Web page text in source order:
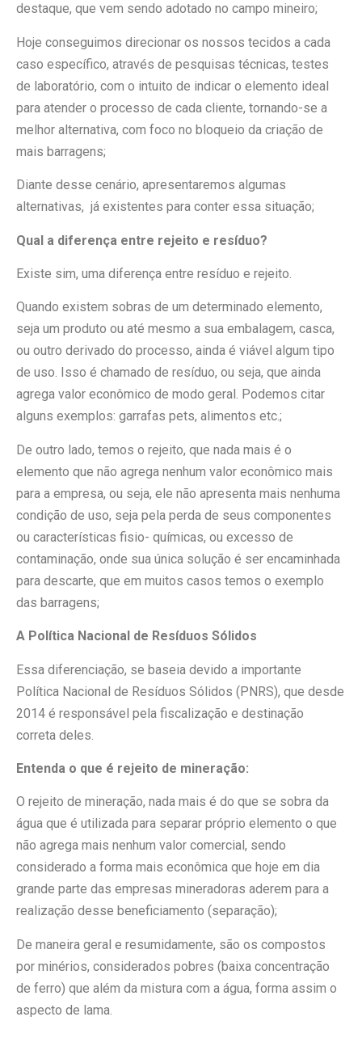
destaque, que vem sendo adotado no campo mineiro;
Hoje conseguimos direcionar os nossos tecidos a cada
caso específico, através de pesquisas técnicas, testes
de laboratório, com o intuito de indicar o elemento ideal
para atender o processo de cada cliente, tornando-se a
melhor alternativa, com foco no bloqueio da criação de
mais barragens;
Diante desse cenário, apresentaremos algumas
alternativas, já existentes para conter essa situação;
Qual a diferença entre rejeito e resíduo?
Existe sim, uma diferença entre resíduo e rejeito.
Quando existem sobras de um determinado elemento,
seja um produto ou até mesmo a sua embalagem, casca,
ou outro derivado do processo, ainda é viável algum tipo
de uso. Isso é chamado de resíduo, ou seja, que ainda
agrega valor econômico de modo geral. Podemos citar
alguns exemplos: garrafas pets, alimentos etc.;
De outro lado, temos o rejeito, que nada mais é o
elemento que não agrega nenhum valor econômico mais
para a empresa, ou seja, ele não apresenta mais nenhuma
condição de uso, seja pela perda de seus componentes
ou características fisio- químicas, ou excesso de
contaminação, onde sua única solução é ser encaminhada
para descarte, que em muitos casos temos o exemplo
das barragens;
A Política Nacional de Resíduos Sólidos
Essa diferenciação, se baseia devido a importante
Política Nacional de Resíduos Sólidos (PNRS), que desde
2014 é responsável pela fiscalização e destinação
correta deles.
Entenda o que é rejeito de mineração:
O rejeito de mineração, nada mais é do que se sobra da
água que é utilizada para separar próprio elemento o que
não agrega mais nenhum valor comercial, sendo
considerado a forma mais econômica que hoje em dia
grande parte das empresas mineradoras aderem para a
realização desse beneficiamento (separação);
De maneira geral e resumidamente, são os compostos
por minérios, considerados pobres (baixa concentração
de ferro) que além da mistura com a água, forma assim o
aspecto de lama.